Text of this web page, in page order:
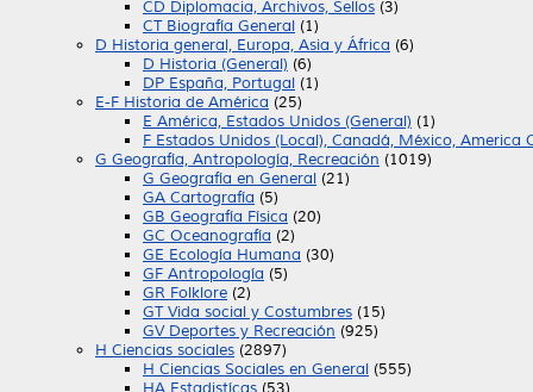
CD Diplomacia, Archivos, Sellos (3)
CT Biografía General (1)
D Historia general, Europa, Asia y África (6)
D Historia (General) (6)
DP España, Portugal (1)
E-F Historia de América (25)
E América, Estados Unidos (General) (1)
F Estados Unidos (Local), Canadá, México, America
G Geografía, Antropología, Recreación (1019)
G Geografía en General (21)
GA Cartografía (5)
GB Geografía Física (20)
GC Oceanografía (2)
GE Ecología Humana (30)
GF Antropología (5)
GR Folklore (2)
GT Vida social y Costumbres (15)
GV Deportes y Recreación (925)
H Ciencias sociales (2897)
H Ciencias Sociales en General (555)